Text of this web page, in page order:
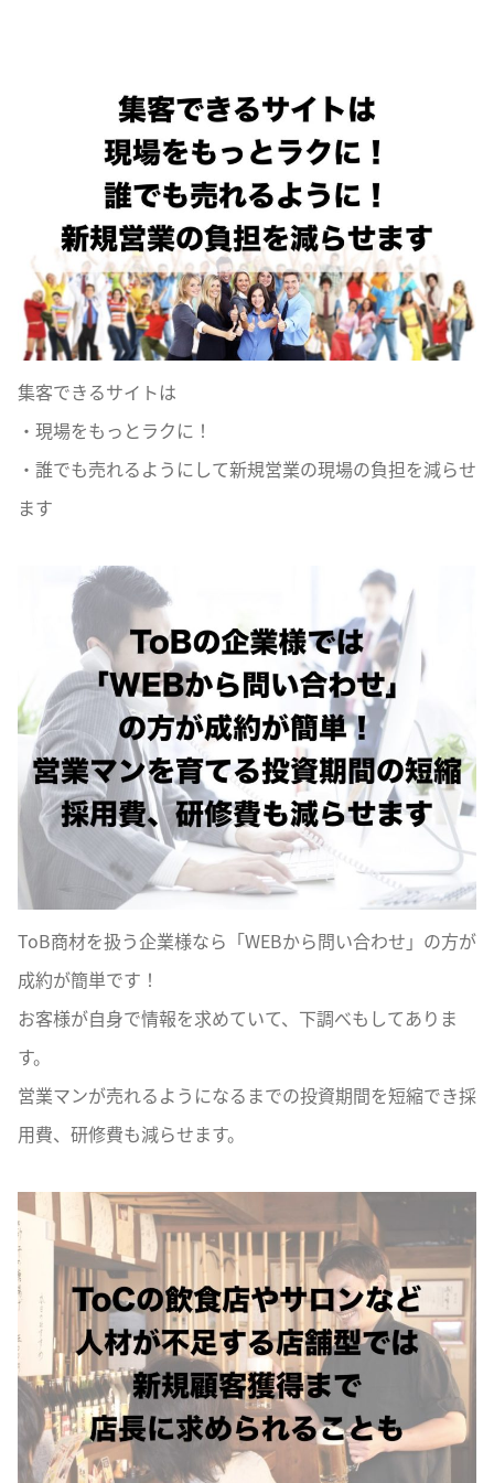
集客できるサイトは
・現場をもっとラクに！
・誰でも売れるようにして新規営業の現場の負担を減らせ
ます
ToB商材を扱う企業様なら「WEBから問い合わせ」の方が
成約が簡単です！
お客様が自身で情報を求めていて、下調べもしてありま
す。
営業マンが売れるようになるまでの投資期間を短縮でき採
用費、研修費も減らせます。